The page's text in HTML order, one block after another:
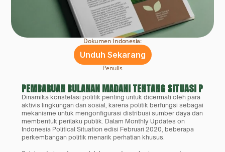
Dokumen Indonesia:
Unduh Sekarang
Penulis
PEMBARUAN BULANAN MADANI TENTANG SITUASI
Dinamika konstelasi politik penting untuk dicermati oleh para
aktivis lingkungan dan sosial, karena politik berfungsi sebagai
mekanisme untuk mengonfigurasi distribusi sumber daya dan
membentuk perilaku publik. Dalam Monthly Updates on
Indonesia Political Situation edisi Februari 2020, beberapa
perkembangan politik menarik perhatian khusus.